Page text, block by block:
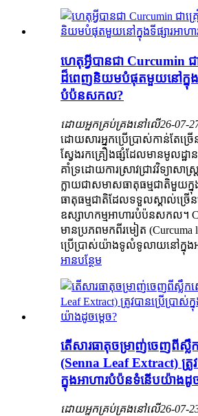
ហេតុអ្វីបានជា Curcumin ជា
ដ៏ពេញនិយមបំផុតមួយនៅក្នុងទី
បំប៉នសកល?
ដោយអ្នកគ្រប់គ្រងនៅលើ26-07-
ដោយសារអ្នកប្រើប្រាស់កាន់តែច្រ
ស្វែងរកគ្រឿងផ្សំដែលមានមូលដ្ឋា
គាំទ្រដោយការស្រាវជ្រាវវិទ្យាសាស្
ក្លាយជាសមាសធាតុធម្មជាតិមួ
ធាតុធម្មជាតិដែលទទួលស្គាល់ច្រើ
ឧស្សាហកម្មអាហារបំប៉នសកល។
មានប្រភពមកពីរមៀត (Curcuma
ប្រើប្រាស់យ៉ាងទូលំទូលាយនៅក្នុង
អានបន្ថែម
តើសារធាតុចម្រាញ់ចេញពីស្
(Senna Leaf Extract) ត្រូវ
ក្នុងអាហារបំប៉នទំនើបយ៉ាងដូច
ដោយអ្នកគ្រប់គ្រងនៅលើ26-07-